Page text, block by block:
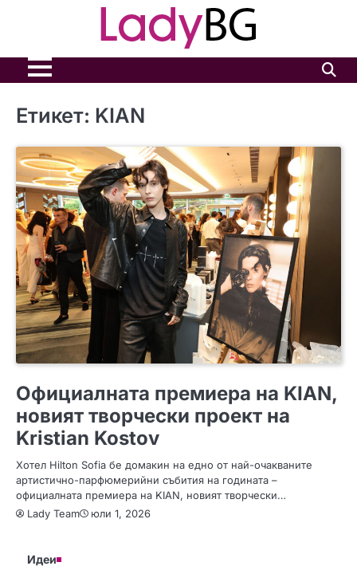
Етикет: KIAN
Официалната премиера на KIAN,
новият творчески проект на
Kristian Kostov
Хотел Hilton Sofia бе домакин на едно от най-очакваните
артистично-парфюмерийни събития на годината –
официалната премиера на KIAN, новият творчески…
Lady Team
юли 1, 2026
Идеи